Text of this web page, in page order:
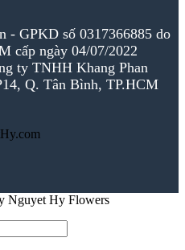
- GPKD số 0317366885 do
cấp ngày 04/07/2022
ty TNHH Khang Phan
Q. Tân Bình, TP.HCM
Nguyet Hy Flowers